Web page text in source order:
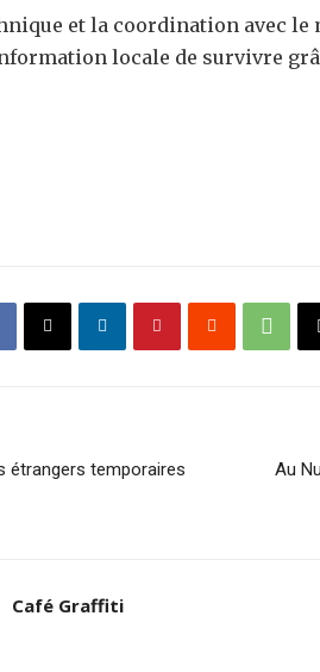
et la coordination avec
locale de survivre
étrangers temporaires
Au
Café Graffiti